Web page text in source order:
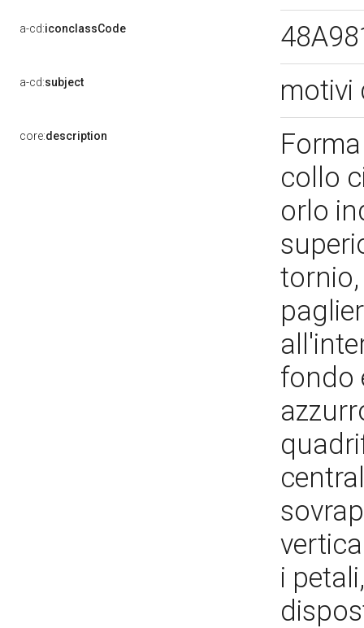
a-cd:iconclassCode
a-cd:subject motivi
core:description
collo
orlo
fondo
i